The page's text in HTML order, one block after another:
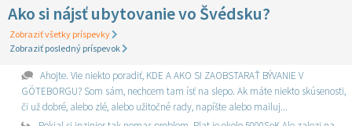
Ako si nájsť ubytovanie vo Švédsku?
Zobraziť všetky príspevky
Zobraziť posledný príspevok
Ahojte. Vie niekto poradiť, KDE A AKO SI ZAOBSTARAŤ BÝVANIE V
GÖTEBORGU? Som sám, nechcem tam ísť na slepo. Ak máte niekto skúsenosti,
či už dobré, alebo zlé, alebo užitočné rady, napíšte alebo mailuj...